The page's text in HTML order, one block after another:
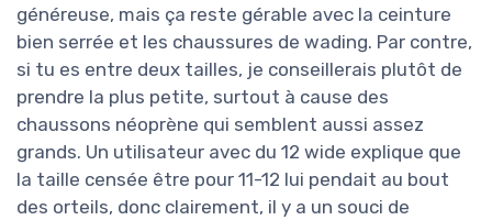
généreuse, mais ça reste gérable avec la ceinture
bien serrée et les chaussures de wading. Par contre,
si tu es entre deux tailles, je conseillerais plutôt de
prendre la plus petite, surtout à cause des
chaussons néoprène qui semblent aussi assez
grands. Un utilisateur avec du 12 wide explique que
la taille censée être pour 11-12 lui pendait au bout
des orteils, donc clairement, il y a un souci de